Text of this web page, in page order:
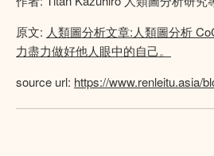
原文: 人類圖分析文章:人類圖分析
力盡力做好他人眼中的自己。
source url: https://www.renleitu.asia/